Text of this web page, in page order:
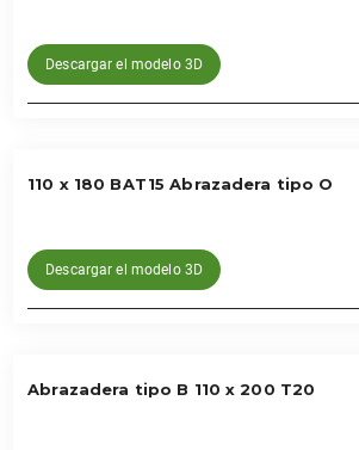
Descargar el modelo 3D
110 x 180 BAT15 Abrazadera tipo O
Descargar el modelo 3D
Abrazadera tipo B 110 x 200 T20